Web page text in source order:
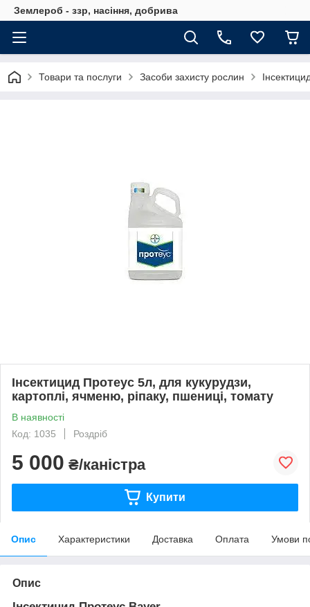
Землероб - ззр, насіння, добрива
Товари та послуги Засоби захисту рослин
Інсектицид Протеус 5л, для кукурудзи,
картоплі, ячменю, ріпаку, пшениці, томату
В наявності
Код: 1035
Роздріб
5 000 ₴/каністра
Купити
Опис Характеристики Доставка Оплата Умови
Опис